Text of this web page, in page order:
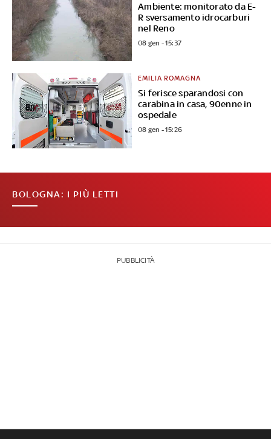
Ambiente: monitorato da E-
R sversamento idrocarburi
nel Reno
08 gen - 15:37
Si ferisce sparandosi con
carabina in casa, 90enne in
ospedale
EMILIA ROMAGNA
08 gen - 15:26
BOLOGNA: I PIÙ LETTI
PUBBLICITÀ